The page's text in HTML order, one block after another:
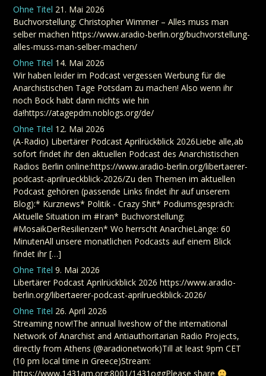
Ohne Titel 21. Mai 2026
Buchvorstellung: Christopher Wimmer – Alles muss man
selber machen https://www.aradio-berlin.org/buchvorstellung-
alles-muss-man-selber-machen/
Ohne Titel 14. Mai 2026
Wir haben leider im Podcast vergessen Werbung für die
Anarchistischen Tage Potsdam zu machen! Also wenn ihr
noch Bock habt dann nichts wie hin
da!https://atagepdm.noblogs.org/de/
Ohne Titel 12. Mai 2026
(A-Radio) Libertärer Podcast Aprilrückblick 2026Liebe alle,ab
sofort findet ihr den aktuellen Podcast des Anarchistischen
Radios Berlin online:https://www.aradio-berlin.org/libertaerer-
podcast-aprilrueckblick-2026/Zu den Themen im aktuellen
Podcast gehören (passende Links findet ihr auf unserem
Blog):* Kurznews* Politik - Crazy Shit* Podiumsgespräch:
Aktuelle Situation im #Iran* Buchvorstellung:
#MosaikDerResilienzen* Wo herrscht AnarchieLänge: 60
MinutenAll unsere monatlichen Podcasts auf einem Blick
findet ihr […]
Ohne Titel 9. Mai 2026
Libertärer Podcast Aprilrückblick 2026 https://www.aradio-
berlin.org/libertaerer-podcast-aprilrueckblick-2026/
Ohne Titel 26. April 2026
Streaming now!The annual liveshow of the international
Network of Anarchist and Antiauthoritarian Radio Projects,
directly from Athens (@aradionetwork)Till at least 9pm CET
(10 pm local time in Greece)Stream:
https://www.1431am.org:8001/1431oggPlease share